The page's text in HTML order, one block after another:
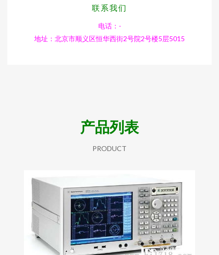
联系我们
电话：-
地址：北京市顺义区恒华西街2号院2号楼5层5015
产品列表
PRODUCT